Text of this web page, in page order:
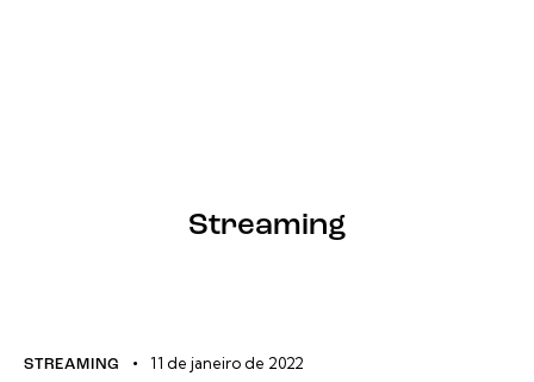
Streaming
STREAMING 11 de janeiro de 2022